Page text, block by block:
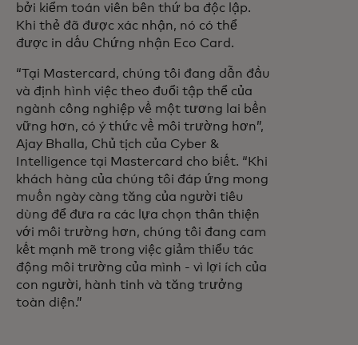
bởi kiểm toán viên bên thứ ba độc lập.
Khi thẻ đã được xác nhận, nó có thể
được in dấu Chứng nhận Eco Card.
“Tại Mastercard, chúng tôi đang dẫn đầu
và định hình việc theo đuổi tập thể của
ngành công nghiệp về một tương lai bền
vững hơn, có ý thức về môi trường hơn”,
Ajay Bhalla, Chủ tịch của Cyber &
Intelligence tại Mastercard cho biết. “Khi
khách hàng của chúng tôi đáp ứng mong
muốn ngày càng tăng của người tiêu
dùng để đưa ra các lựa chọn thân thiện
với môi trường hơn, chúng tôi đang cam
kết mạnh mẽ trong việc giảm thiểu tác
động môi trường của mình - vì lợi ích của
con người, hành tinh và tăng trưởng
toàn diện.”